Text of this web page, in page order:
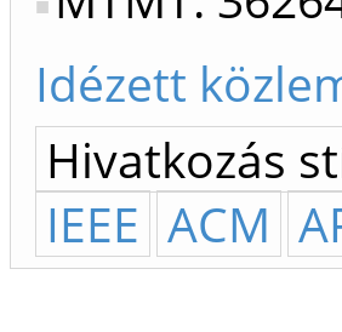
Idézett
Hivatkozás
IEEE ACM